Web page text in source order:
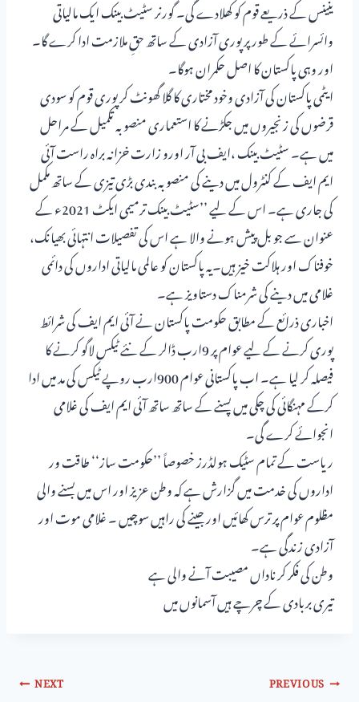
ینینس کے ذریعے قوم کو کھلادے گی۔ گورنر سٹیٹ بینک ایک مالیاتی
وائسرائے کے طور پر پوری آزادی کے ساتھ حقِ ملازمت ادا کرے گا۔
اور وہی پاکستان کا اصل حکمران ہوگا۔
ایٹمی پاکستان کی آزادی وخود مختاری کا گلا گھونٹ کر پوری قوم کو سودی
قرضوں کی زنجیروں میں جکڑنے کا استعماری منصوبہ تکمیل کے مراحل
میں ہے۔ سٹیٹ بینک ،ایف بی آر اورو زارت خزانہ براہ راست آئی
ایم ایف کے کنٹرول میں دینے کی منصوبہ بندی بڑی تیزی کے ساتھ مکمل
کی جاری ہے۔ اس کے لیے ’’سٹیٹ بینک ترمیمی ایکٹ 2021ء کے
عنوان سے جو بل پیش ہونے والا ہے اس کی تفصیلات انتہائی بھیانک،
خوفناک اور ہلاکت خیز ہیں۔یہ پاکستان کو عالمی مالیاتی اداروں کی دائمی
غلامی میں دینے کی شرمناک دستاویز ہے۔
اخباری ذرائع کے مطابق حکومت پاکستان نے آئی ایم ایف کی شرائط
پوری کرنے کے لیے عوام پر 9ارب ڈالر کے نئے ٹیکس لاگو کرنے کا
فیصلہ کر لیا ہے۔ اب پاکستانی عوام 900ارب روپے ٹیکس کی مد میں ادا
کرکے مہنگائی کی چکی میں پسنے کے ساتھ ساتھ آئی ایم ایف کی غلامی
انجوائے کرے گی۔
ریاست کے تمام سٹیک ہولڈرز خصوصاً ’’حکومت ساز‘‘ طاقت ور
اداروں کی خدمت میں گزارش ہے کہ وطن عزیز اور اس میں بسنے والی
مظلوم عوام پر ترس کھائیں اور جینے کی راہیں سوچیں ۔ غلامی موت اور
آزادی زندگی ہے۔
وطن کی فکر کر ناداں مصیبت آنے والی ہے
تیری بربادی کے چرچے ہیں آسمانوں میں
PREVIOUS
NEXT